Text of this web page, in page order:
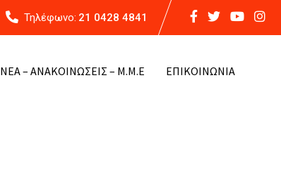
Τηλέφωνο: 21 0428 4841
ΝΕΑ – ΑΝΑΚΟΙΝΩΣΕΙΣ – Μ.Μ.Ε ΕΠΙΚΟΙΝΩΝΙΑ